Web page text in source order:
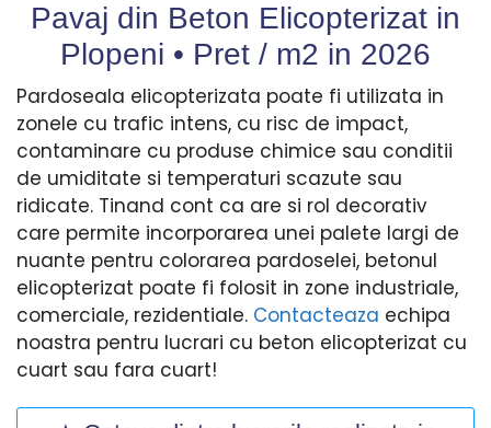
Pavaj din Beton Elicopterizat in
Plopeni • Pret / m2 in 2026
Pardoseala elicopterizata poate fi utilizata in
zonele cu trafic intens, cu risc de impact,
contaminare cu produse chimice sau conditii
de umiditate si temperaturi scazute sau
ridicate. Tinand cont ca are si rol decorativ
care permite incorporarea unei palete largi de
nuante pentru colorarea pardoselei, betonul
elicopterizat poate fi folosit in zone industriale,
comerciale, rezidentiale. Contacteaza echipa
noastra pentru lucrari cu beton elicopterizat cu
cuart sau fara cuart!